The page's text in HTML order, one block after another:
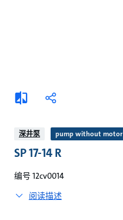
添
加
较
分
深井泵 pump without motor
SP 17-14 R
编号 12cv0014
阅读描述